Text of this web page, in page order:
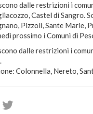
dalle restrizioni i
Castel di Sangro.
Pizzoli, Sante Marie,
prossimo i Comuni di
dalle restrizioni i
Colonnella, Nereto,